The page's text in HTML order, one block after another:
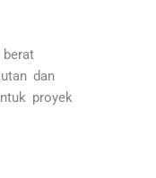
dan
proyek